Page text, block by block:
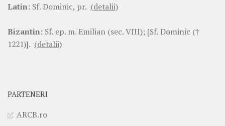
Latin: Sf. Dominic, pr. (detalii)
Bizantin: Sf. ep. m. Emilian (sec. VIII); [Sf. Dominic (†
1221)]. (detalii)
PARTENERI
ARCB.ro